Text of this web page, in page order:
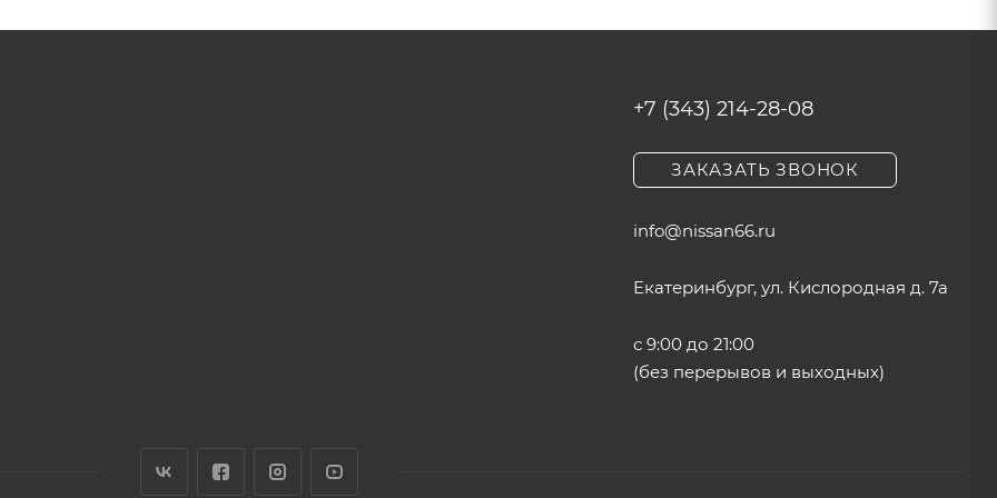
+7 (343) 214-28-08
ЗАКАЗАТЬ ЗВОНОК
info@nissan66.ru
Екатеринбург, ул. Кислородная д. 7а
с 9:00 до 21:00
(без перерывов и выходных)